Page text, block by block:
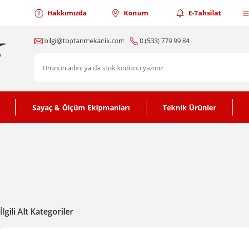
Hakkımızda Konum E-Tahsilat
bilgi@toptanmekanik.com 0 (533) 779 99 84
Sayaç & Ölçüm Ekipmanları Teknik Ürünler
İlgili Alt Kategoriler